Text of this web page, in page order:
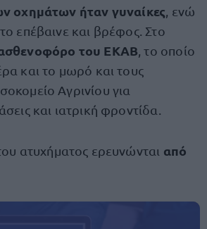
οχημάτων ήταν γυναίκες , ενώ
επέβαινε και βρέφος. Στο
του ΕΚΑΒ , το οποίο
και το μωρό και τους
Αγρινίου για
και ιατρική φροντίδα.
ατυχήματος ερευνώνται από